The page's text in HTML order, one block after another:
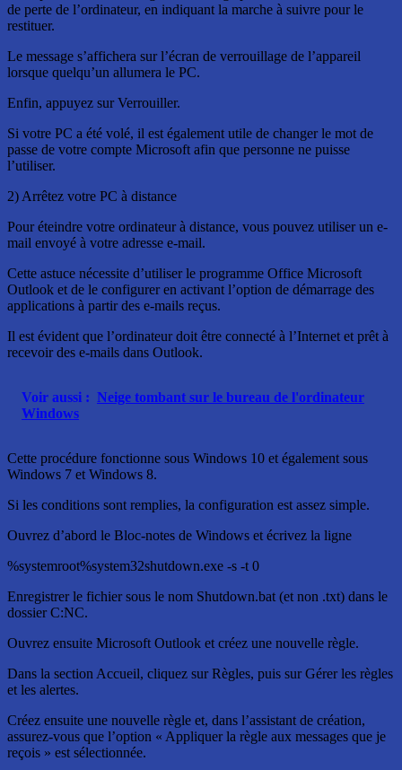
de perte de l’ordinateur, en indiquant la marche à suivre pour le
restituer.
Le message s’affichera sur l’écran de verrouillage de l’appareil
lorsque quelqu’un allumera le PC.
Enfin, appuyez sur Verrouiller.
Si votre PC a été volé, il est également utile de changer le mot de
passe de votre compte Microsoft afin que personne ne puisse
l’utiliser.
2) Arrêtez votre PC à distance
Pour éteindre votre ordinateur à distance, vous pouvez utiliser un e-
mail envoyé à votre adresse e-mail.
Cette astuce nécessite d’utiliser le programme Office Microsoft
Outlook et de le configurer en activant l’option de démarrage des
applications à partir des e-mails reçus.
Il est évident que l’ordinateur doit être connecté à l’Internet et prêt à
recevoir des e-mails dans Outlook.
Voir aussi : Neige tombant sur le bureau de l'ordinateur
Windows
Cette procédure fonctionne sous Windows 10 et également sous
Windows 7 et Windows 8.
Si les conditions sont remplies, la configuration est assez simple.
Ouvrez d’abord le Bloc-notes de Windows et écrivez la ligne
%systemroot%system32shutdown.exe -s -t 0
Enregistrer le fichier sous le nom Shutdown.bat (et non .txt) dans le
dossier C:NC.
Ouvrez ensuite Microsoft Outlook et créez une nouvelle règle.
Dans la section Accueil, cliquez sur Règles, puis sur Gérer les règles
et les alertes.
Créez ensuite une nouvelle règle et, dans l’assistant de création,
assurez-vous que l’option « Appliquer la règle aux messages que je
reçois » est sélectionnée.